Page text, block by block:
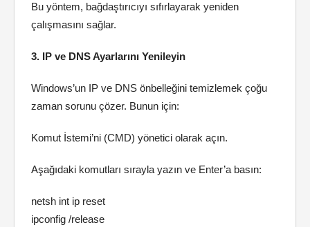
Bu yöntem, bağdaştırıcıyı sıfırlayarak yeniden
çalışmasını sağlar.
3. IP ve DNS Ayarlarını Yenileyin
Windows’un IP ve DNS önbelleğini temizlemek çoğu
zaman sorunu çözer. Bunun için:
Komut İstemi’ni (CMD) yönetici olarak açın.
Aşağıdaki komutları sırayla yazın ve Enter’a basın:
netsh int ip reset
ipconfig /release